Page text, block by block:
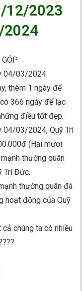
12/2023
2024
04/03/2024
thêm 1 ngày để
366 ngày để lạc
điều tốt đẹp.
04/03/2024, Quỹ Trí
(Hai mươi
thường quân
Trí Đức.
thường quân đã
hoạt động của Quỹ
cả chúng ta có nhiều